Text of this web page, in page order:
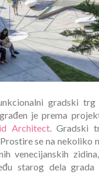
gradski trg
je prema
Architect. Gradski
se na nekoliko
venecijanskih
starog dela grada